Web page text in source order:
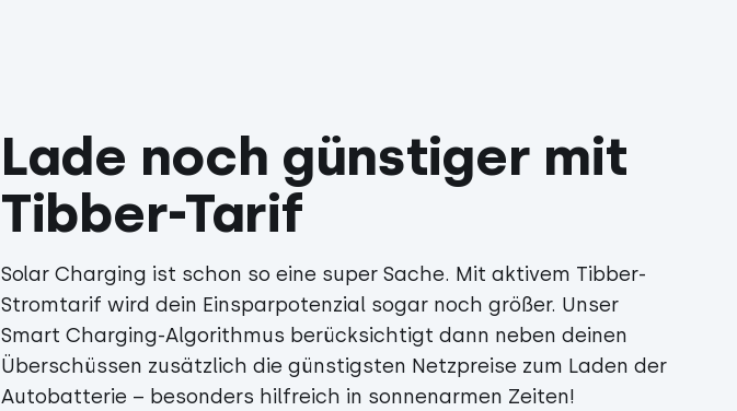
Lade noch günstiger mit
Tibber-Tarif
Solar Charging ist schon so eine super Sache. Mit aktivem Tibber-
Stromtarif wird dein Einsparpotenzial sogar noch größer. Unser
Smart Charging-Algorithmus berücksichtigt dann neben deinen
Überschüssen zusätzlich die günstigsten Netzpreise zum Laden der
Autobatterie – besonders hilfreich in sonnenarmen Zeiten!